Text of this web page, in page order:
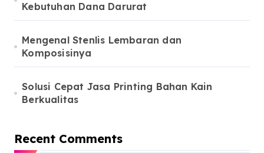
Kebutuhan Dana Darurat
Mengenal Stenlis Lembaran dan
Komposisinya
Solusi Cepat Jasa Printing Bahan Kain
Berkualitas
Recent Comments